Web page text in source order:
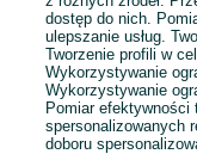
dostęp do nich.
ulepszanie usług.
Tworzenie profili w
Wykorzystywanie
Wykorzystywanie
Pomiar
spersonalizowanych
doboru